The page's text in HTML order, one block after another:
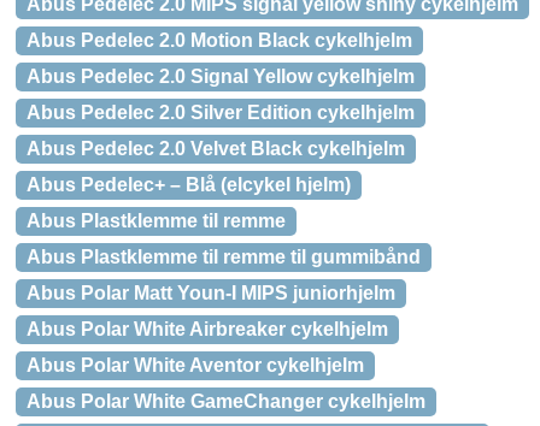
Abus Pedelec 2.0 MIPS signal yellow shiny cykelhjelm
Abus Pedelec 2.0 Motion Black cykelhjelm
Abus Pedelec 2.0 Signal Yellow cykelhjelm
Abus Pedelec 2.0 Silver Edition cykelhjelm
Abus Pedelec 2.0 Velvet Black cykelhjelm
Abus Pedelec+ – Blå (elcykel hjelm)
Abus Plastklemme til remme
Abus Plastklemme til remme til gummibånd
Abus Polar Matt Youn-I MIPS juniorhjelm
Abus Polar White Airbreaker cykelhjelm
Abus Polar White Aventor cykelhjelm
Abus Polar White GameChanger cykelhjelm